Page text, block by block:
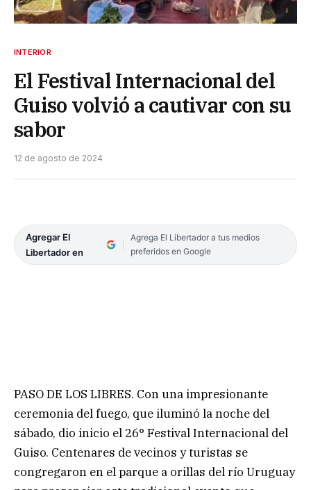
INTERIOR
El Festival Internacional del
Guiso volvió a cautivar con su
sabor
12 de agosto de 2024
Agregar El
Libertador en
Agrega El Libertador a tus medios
preferidos en Google
PASO DE LOS LIBRES. Con una impresionante
ceremonia del fuego, que iluminó la noche del
sábado, dio inicio el 26° Festival Internacional del
Guiso. Centenares de vecinos y turistas se
congregaron en el parque a orillas del río Uruguay